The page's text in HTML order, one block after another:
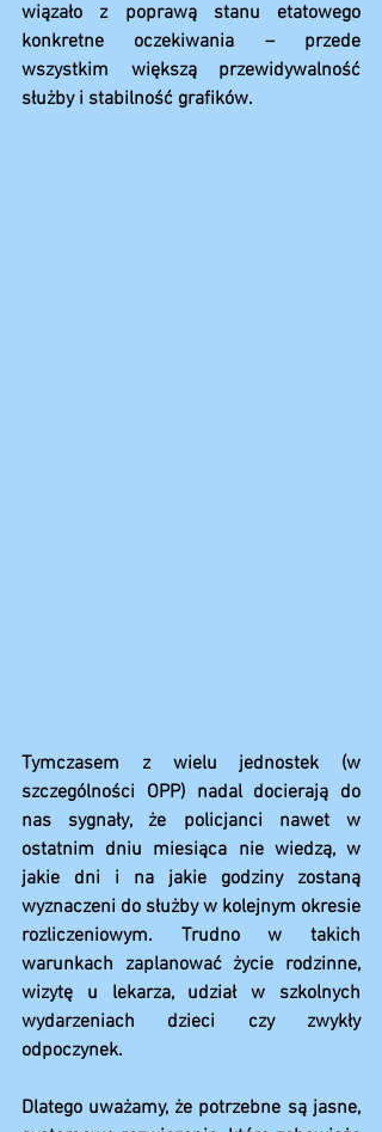
wiązało z poprawą stanu etatowego
konkretne oczekiwania – przede
wszystkim większą przewidywalność
służby i stabilność grafików.
Tymczasem z wielu jednostek (w
szczególności OPP) nadal docierają do
nas sygnały, że policjanci nawet w
ostatnim dniu miesiąca nie wiedzą, w
jakie dni i na jakie godziny zostaną
wyznaczeni do służby w kolejnym okresie
rozliczeniowym. Trudno w takich
warunkach zaplanować życie rodzinne,
wizytę u lekarza, udział w szkolnych
wydarzeniach dzieci czy zwykły
odpoczynek.
Dlatego uważamy, że potrzebne są jasne,